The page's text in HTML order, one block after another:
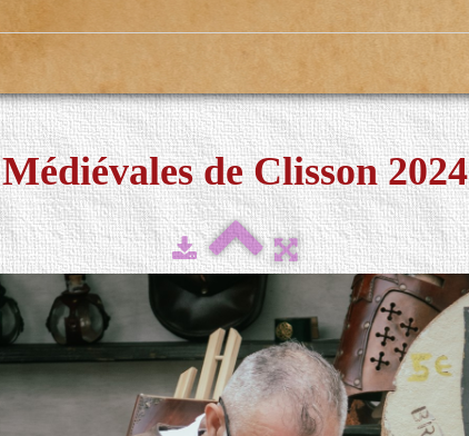
Médiévales de Clisson 2024